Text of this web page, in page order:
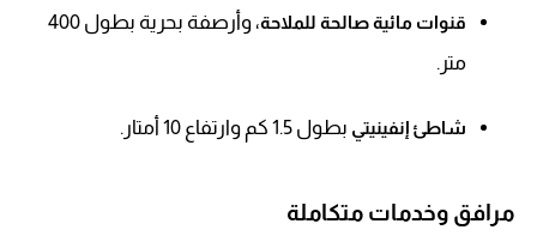
قنوات مائية صالحة للملاحة
، وأرصفة بحرية بطول 400
متر.
شاطئ إنفينيتي بطول 1.5 كم وارتفاع 10 أمتار.
مرافق وخدمات متكاملة